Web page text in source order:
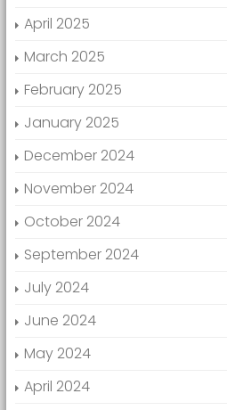
April 2025
March 2025
February 2025
January 2025
December 2024
November 2024
October 2024
September 2024
July 2024
June 2024
May 2024
April 2024